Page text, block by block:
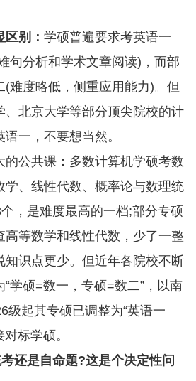
别： 学硕普遍要求考英语一
句分析和学术文章阅读)，而部
(难度略低，侧重应用能力)。但
、北京大学等部分顶尖院校的计
一，不要想当然。
的公共课：多数计算机学硕考数
、线性代数、概率论与数理统
，是难度最高的一档;部分专硕
等数学和线性代数，少了一整
知识点更少。但近年各院校不断
学硕=数一，专硕=数二”，以南
级起其专硕已调整为“英语一
标学硕。
还是自命题?这是个决定性问